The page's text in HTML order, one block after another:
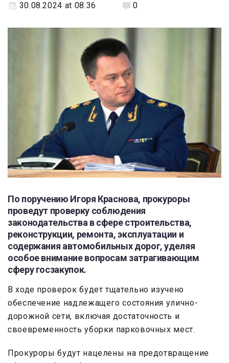
30.08.2024 at 08:36 0
По поручению Игоря Краснова, прокуроры
проведут проверку соблюдения
законодательства в сфере строительства,
реконструкции, ремонта, эксплуатации и
содержания автомобильных дорог, уделяя
особое внимание вопросам затрагивающим
сферу госзакупок.
В ходе проверок будет тщательно изучено
обеспечение надлежащего состояния улично-
дорожной сети, включая достаточность и
своевременность уборки парковочных мест.
Прокуроры будут нацелены на предотвращение